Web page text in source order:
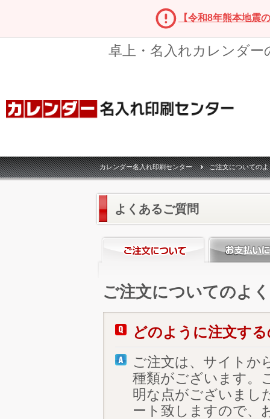
【令和8年熊本地震
卓上・名入れカレンダ
カレンダー名入れ印刷センター ご注文についての
よくあるご質問
ご注文についてのよ
どのように注文す
ご注文は、サイトか
種類がございます。
明な点がございまし
ート致しますので、